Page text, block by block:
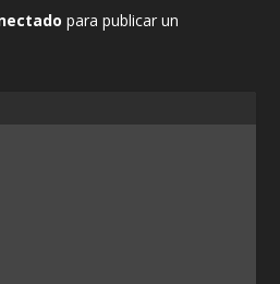
para publicar un